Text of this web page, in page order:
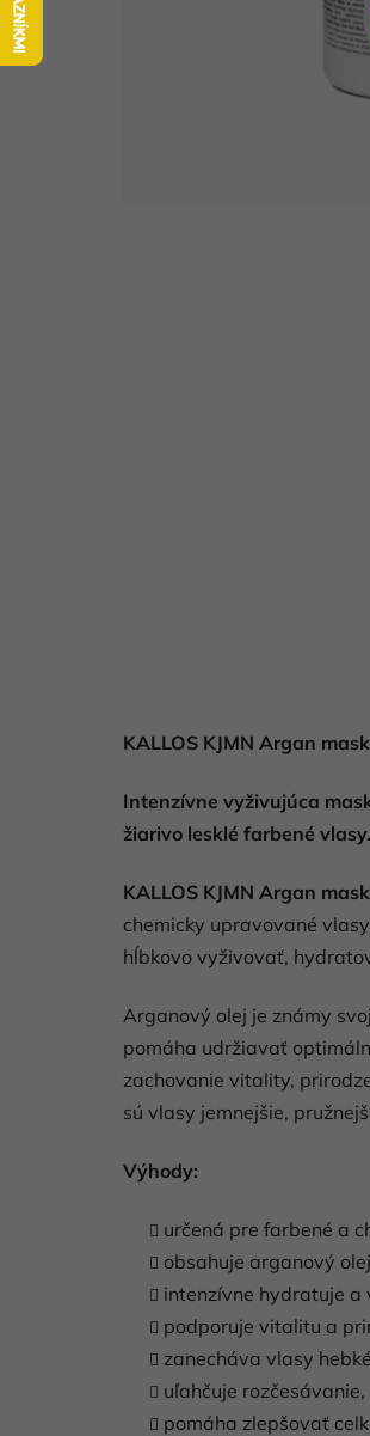
KALLOS KJMN Argan
Intenzívne vyživujúca
žiarivo lesklé farbené vlasy.
KALLOS KJMN Argan
chemicky upravované
hĺbkovo vyživovať,
Arganový olej je známy
pomáha udržiavať
zachovanie vitality,
sú vlasy jemnejšie,
Výhody:
určená pre farbené a
obsahuje arganový
intenzívne hydratuje a
podporuje vitalitu a
zanecháva vlasy
uľahčuje rozčesávanie,
pomáha zlepšovať